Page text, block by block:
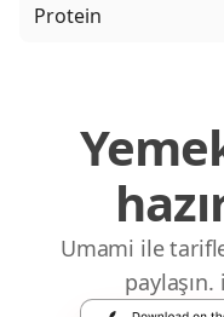
Protein
Umami ile